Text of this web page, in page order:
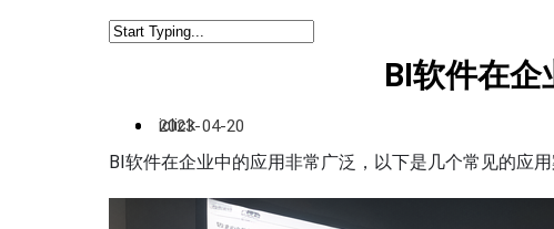
BI软件在企
iclick
2023-04-20
BI软件在企业中的应用非常广泛，以下是几个常见的应用